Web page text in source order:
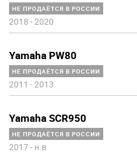
НЕ ПРОДАЁТСЯ В РОССИИ
2018 -2020
Yamaha PW80
НЕ ПРОДАЁТСЯ В РОССИИ
2011 -2013
Yamaha SCR950
НЕ ПРОДАЁТСЯ В РОССИИ
2017 - н.в